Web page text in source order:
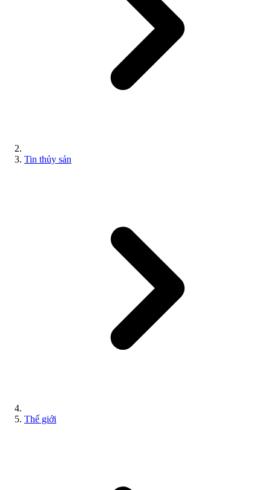
Tin thủy sản
Thế giới